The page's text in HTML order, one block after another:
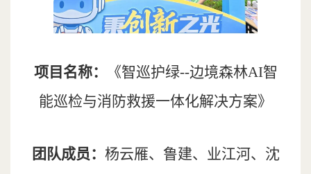
项目名称：
《智巡护绿--边境森林AI智
能巡检与消防救援一体化解决方案》
团队成员： 杨云雁、鲁建、业江河、沈